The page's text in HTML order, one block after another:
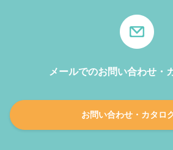
メールでのお問い合わせ・
お問い合わせ・カタロ